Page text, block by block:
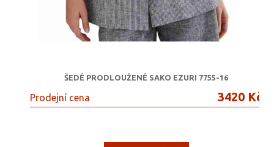
ŠEDÉ PRODLOUŽENÉ SAKO EZURI 7755-16
Prodejní cena 3420 Kč